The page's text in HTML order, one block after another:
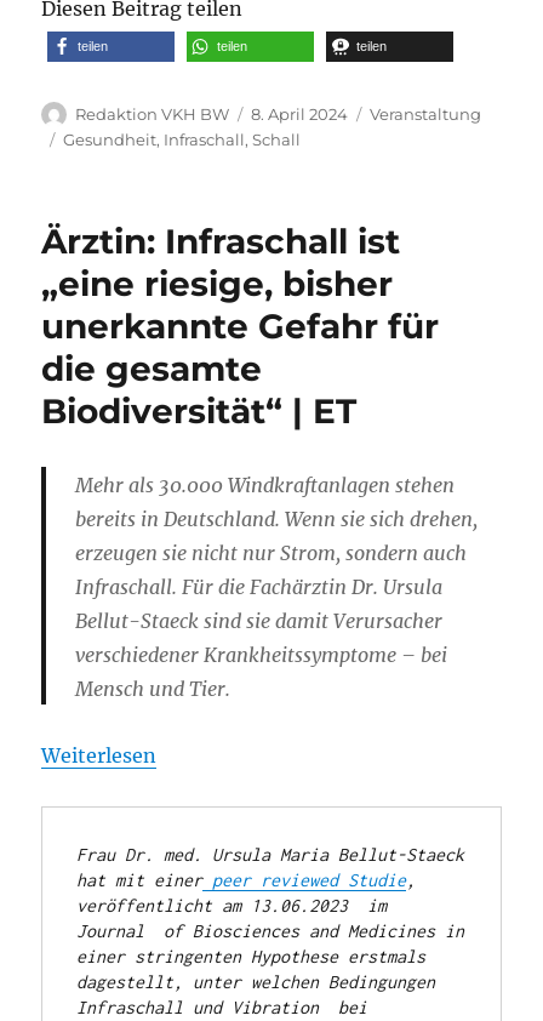
Diesen Beitrag teilen
teilen teilen teilen
Autor
Redaktion VKH BW
Veröffentlicht
am
8. April 2024 Kategorien
Veranstaltung
Schlagwörter
Gesundheit, Infraschall,Schall
Ärztin: Infraschall ist
„eine riesige, bisher
unerkannte Gefahr für
die gesamte
Biodiversität“ | ET
Mehr als 30.000 Windkraftanlagen stehen
bereits in Deutschland. Wenn sie sich drehen,
erzeugen sie nicht nur Strom, sondern auch
Infraschall. Für die Fachärztin Dr. Ursula
Bellut-Staeck sind sie damit Verursacher
verschiedener Krankheitssymptome – bei
Mensch und Tier.
Weiterlesen
Frau Dr. med. Ursula Maria Bellut-Staeck
hat mit einer peer reviewed Studie,
veröffentlicht am 13.06.2023  im
Journal  of Biosciences and Medicines in
einer stringenten Hypothese erstmals
dagestellt, unter welchen Bedingungen
Infraschall und Vibration  bei